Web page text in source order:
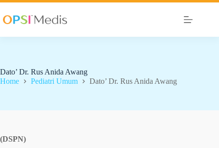
Dato’ Dr. Rus Anida Awang
Home
Pediatri Umum Dato’ Dr. Rus Anida Awang
(DSPN)